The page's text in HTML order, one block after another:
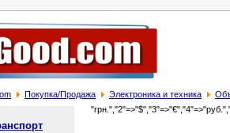
Покупка/Продажа Электроника и техника